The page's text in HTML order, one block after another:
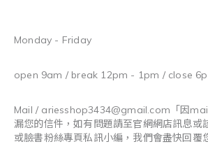
Monday - Friday
open 9am / break 12pm - 1pm / close
Mail / ariesshop3434@gmail.com 「因
漏您的信件，如有問題請至官網網店訊息或
或臉書粉絲專頁私訊小編，我們會盡快回覆